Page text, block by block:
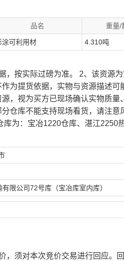
品名 重量/
涂可利用材 4.310吨
，按实际过磅为准。 2、该资源
为提货依据，实物与资源描述
，视为买方已现场确认实物质
仓库不能支持现场看货，请注
库为：宝冶1220仓库、湛江2250
有限公司72号库（宝冶库室内库）
，须对本次竞价交易进行回应。